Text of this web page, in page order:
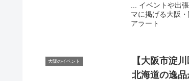
... イベントや出
マに掲げる大阪
アラート
大阪のイベント 【大阪市淀
北海道の逸